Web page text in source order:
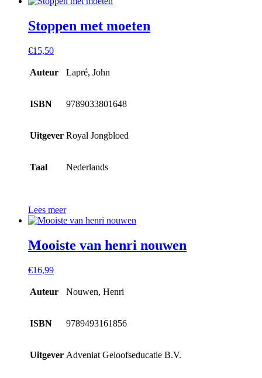
Stoppen met moeten
€15,50
Auteur Lapré, John
ISBN 9789033801648
Uitgever Royal Jongbloed
Taal Nederlands
Lees meer
Mooiste van henri nouwen
€16,99
Auteur Nouwen, Henri
ISBN 9789493161856
Uitgever Adveniat Geloofseducatie B.V.